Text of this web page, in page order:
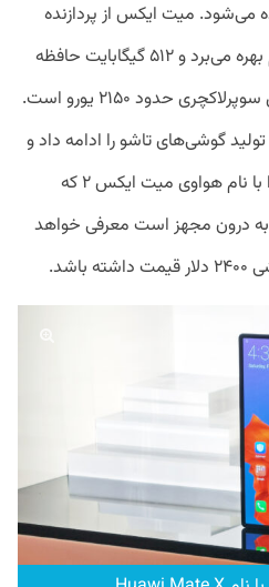
می‌شود. میت ایکس از پردازنده
کرین ۹۸۰ در کنار ۸ گیگابایت رم بهره می‌برد و ۵۱۲ گیگابایت حافظه
داخلی دارد. قیمت این محصول سوپرلاکچری حدود ۲۱۵۰ یورو است.
گوشی‌های تاشو را ادامه داد و
امسال نسل دوم میک ایکس را با نام هواوی میت ایکس ۲ که
به درون مجهز است معرفی خواهد